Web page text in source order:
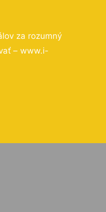
za rozumný
– www.i-